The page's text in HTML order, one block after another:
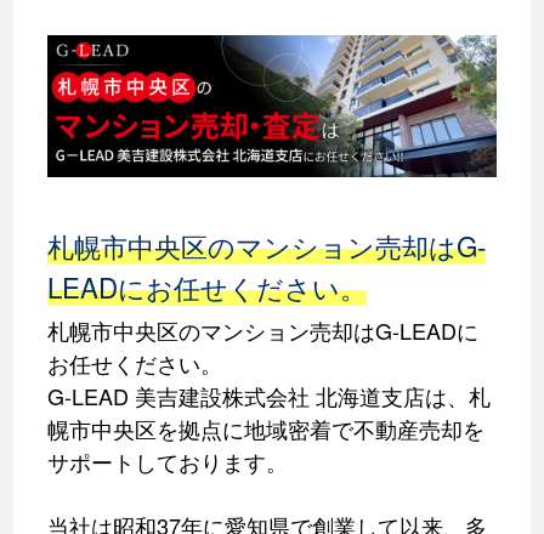
札幌市中央区のマンション売却はG-
LEADにお任せください。
札幌市中央区のマンション売却はG-LEADに
お任せください。
G-LEAD 美吉建設株式会社 北海道支店は、札
幌市中央区を拠点に地域密着で不動産売却を
サポートしております。
当社は昭和37年に愛知県で創業して以来、多